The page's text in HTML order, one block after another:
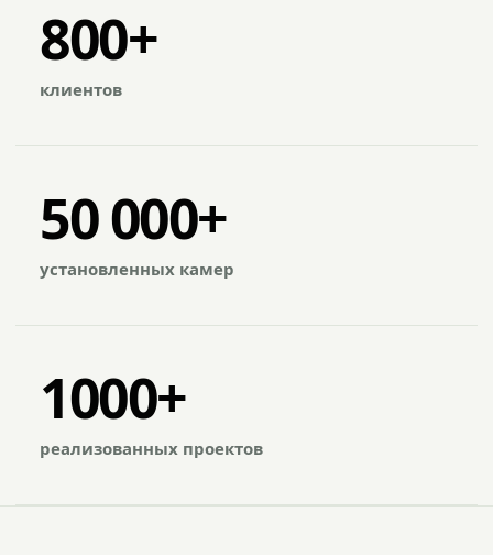
800+
клиентов
50 000+
установленных камер
1000+
реализованных проектов